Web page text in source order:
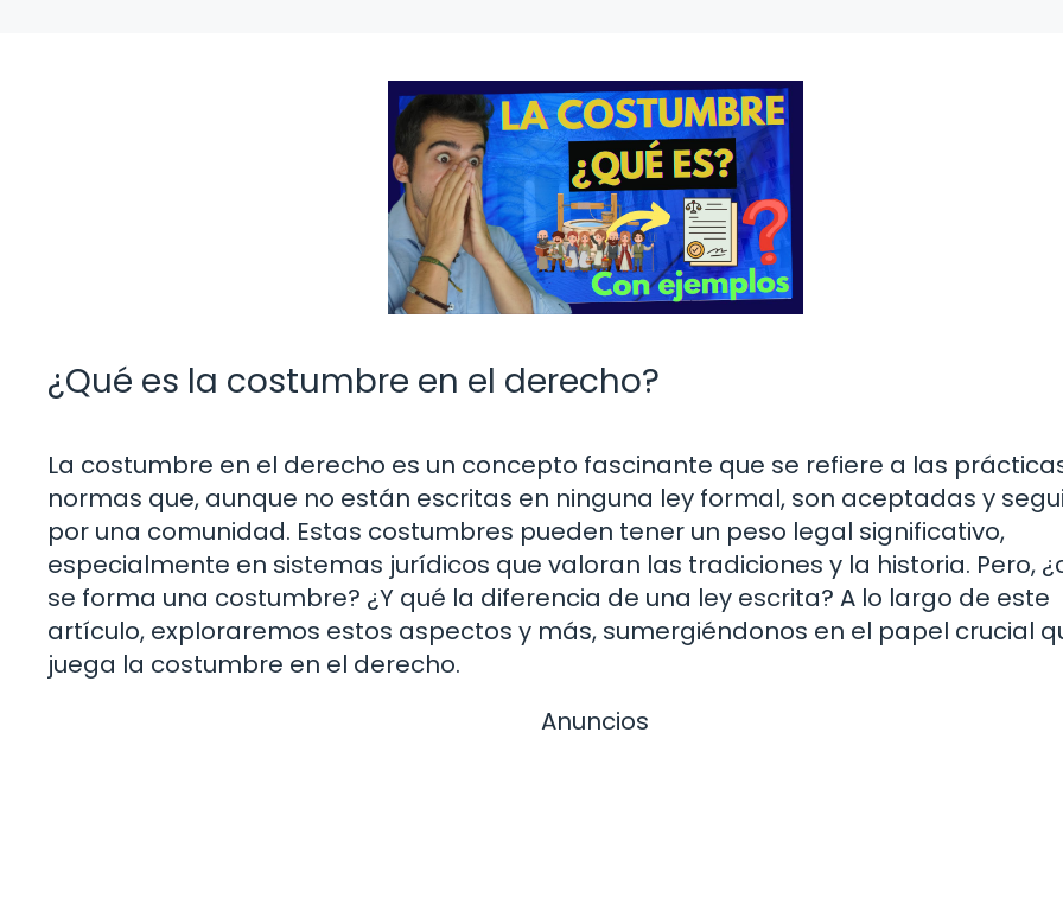
¿Qué es la costumbre en el derecho?
La costumbre en el derecho es un concepto fascinante que se refiere a las
normas que, aunque no están escritas en ninguna ley formal, son aceptadas y
por una comunidad. Estas costumbres pueden tener un peso legal significativo,
especialmente en sistemas jurídicos que valoran las tradiciones y la historia. Pero,
se forma una costumbre? ¿Y qué la diferencia de una ley escrita? A lo largo de este
artículo, exploraremos estos aspectos y más, sumergiéndonos en el papel crucial
juega la costumbre en el derecho.
Anuncios